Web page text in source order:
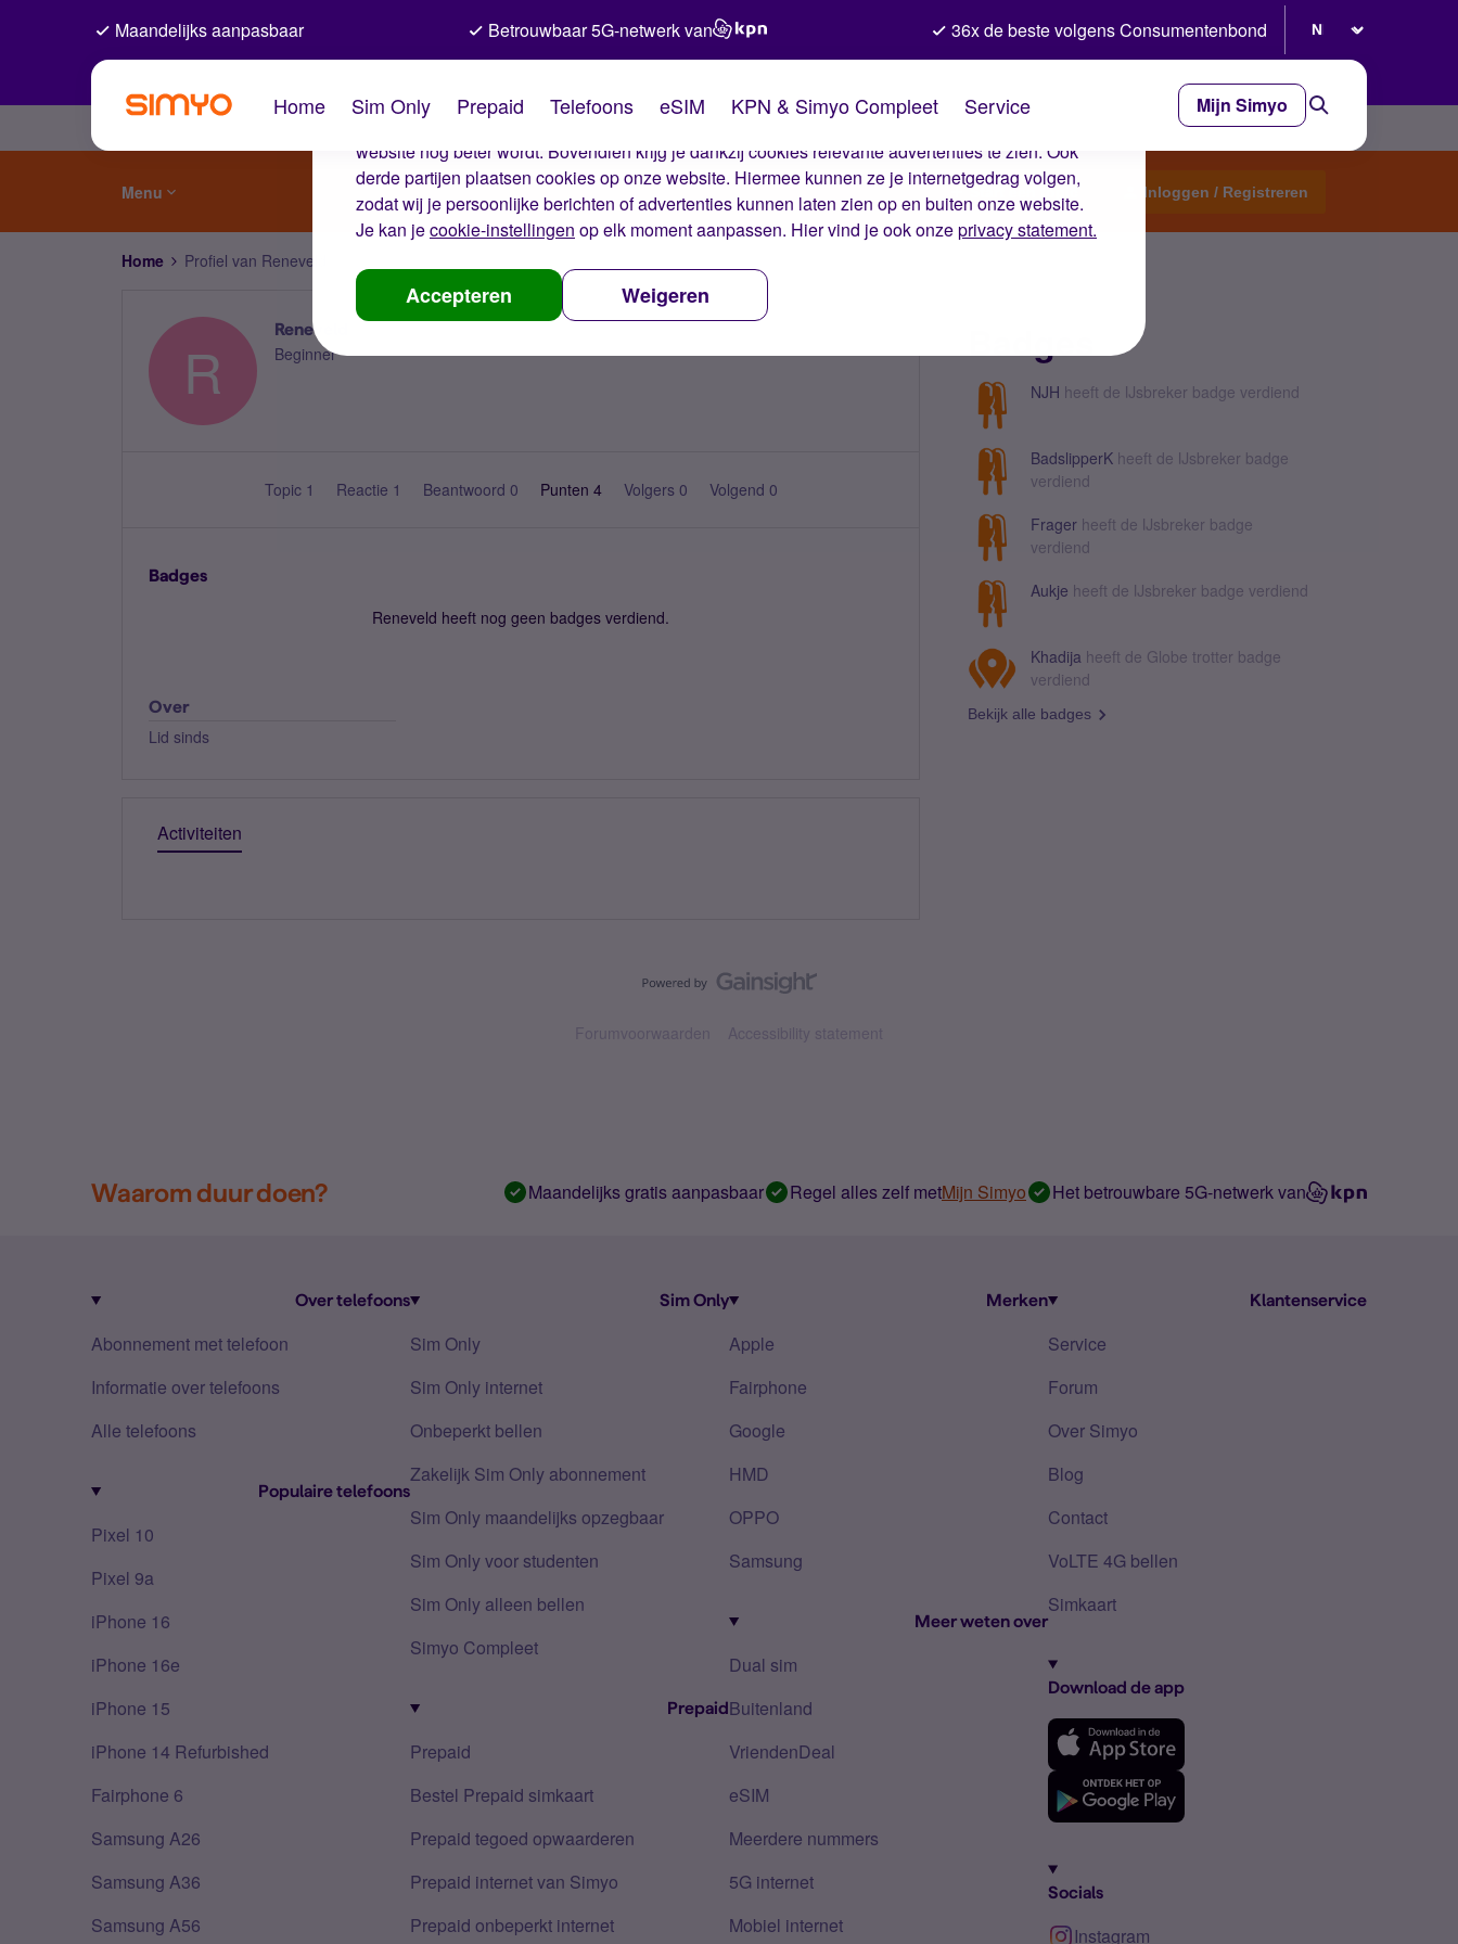
De cookies van Simyo
Wij gebruiken cookies op onze website. Met deze cookies zorgen wij ervoor dat je ervaring op de
website nog beter wordt. Bovendien krijg je dankzij cookies relevante advertenties te zien. Ook
derde partijen plaatsen cookies op onze website. Hiermee kunnen ze je internetgedrag volgen,
zodat wij je persoonlijke berichten of advertenties kunnen laten zien op en buiten onze website.
Je kan jecookie-instellingen op elk moment aanpassen. Hier vind je ook onzeprivacy statement.
Accepteren Weigeren
Maandelijks aanpasbaar Betrouwbaar 5G-netwerk van 36x de beste volgens Consumentenbond
Home Sim Only Prepaid Telefoons eSIM KPN & Simyo Compleet Service Mijn Simyo
Menu Start een topic Inloggen / Registreren
Home Profiel van Reneveld
R
Reneveld
Beginner
Topic 1 Reactie 1 Beantwoord 0 Punten 4 Volgers 0 Volgend 0
Badges
Reneveld heeft nog geen badges verdiend.
Over
Lid sinds
Activiteiten
NJH heeft de IJsbreker badge verdiend
BadslipperK heeft de IJsbreker badge
verdiend
Frager heeft de IJsbreker badge
verdiend
Aukje heeft de IJsbreker badge verdiend
Khadija heeft de Globe trotter badge
verdiend
Bekijk alle badges
Forumvoorwaarden Accessibility statement
Waarom duur doen? Maandelijks gratis aanpasbaar Regel alles zelf metMijn Simyo Het betrouwbare 5G-netwerk van
Over telefoons
Abonnement met telefoon
Informatie over telefoons
Alle telefoons
Populaire telefoons
Pixel 10
Pixel 9a
iPhone 16
iPhone 16e
iPhone 15
iPhone 14 Refurbished
Fairphone 6
Samsung A26
Samsung A36
Samsung A56
Sim Only
Sim Only
Sim Only internet
Onbeperkt bellen
Zakelijk Sim Only abonnement
Sim Only maandelijks opzegbaar
Sim Only voor studenten
Sim Only alleen bellen
Simyo Compleet
Prepaid
Prepaid
Bestel Prepaid simkaart
Prepaid tegoed opwaarderen
Prepaid internet van Simyo
Prepaid onbeperkt internet
Merken
Apple
Fairphone
Google
HMD
OPPO
Samsung
Meer weten over
Dual sim
Buitenland
VriendenDeal
eSIM
Meerdere nummers
5G internet
Mobiel internet
Klantenservice
Service
Forum
Over Simyo
Blog
Contact
VoLTE 4G bellen
Simkaart
Download de app
Socials
Instagram